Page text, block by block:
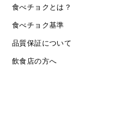
食べチョクとは？
食べチョク基準
品質保証について
飲食店の方へ